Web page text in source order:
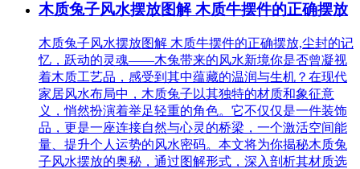
木质兔子风水摆放图解 木质牛摆件的正确摆放
木质兔子风水摆放图解 木质牛摆件的正确摆放,尘封的记
忆，跃动的灵魂——木兔带来的风水新境你是否曾凝视
着木质工艺品，感受到其中蕴藏的温润与生机？在现代
家居风水布局中，木质兔子以其独特的材质和象征意
义，悄然扮演着举足轻重的角色。它不仅仅是一件装饰
品，更是一座连接自然与心灵的桥梁，一个激活空间能
量、提升个人运势的风水密码。本文将为你揭秘木质兔
子风水摆放的奥秘，通过图解形式，深入剖析其材质选